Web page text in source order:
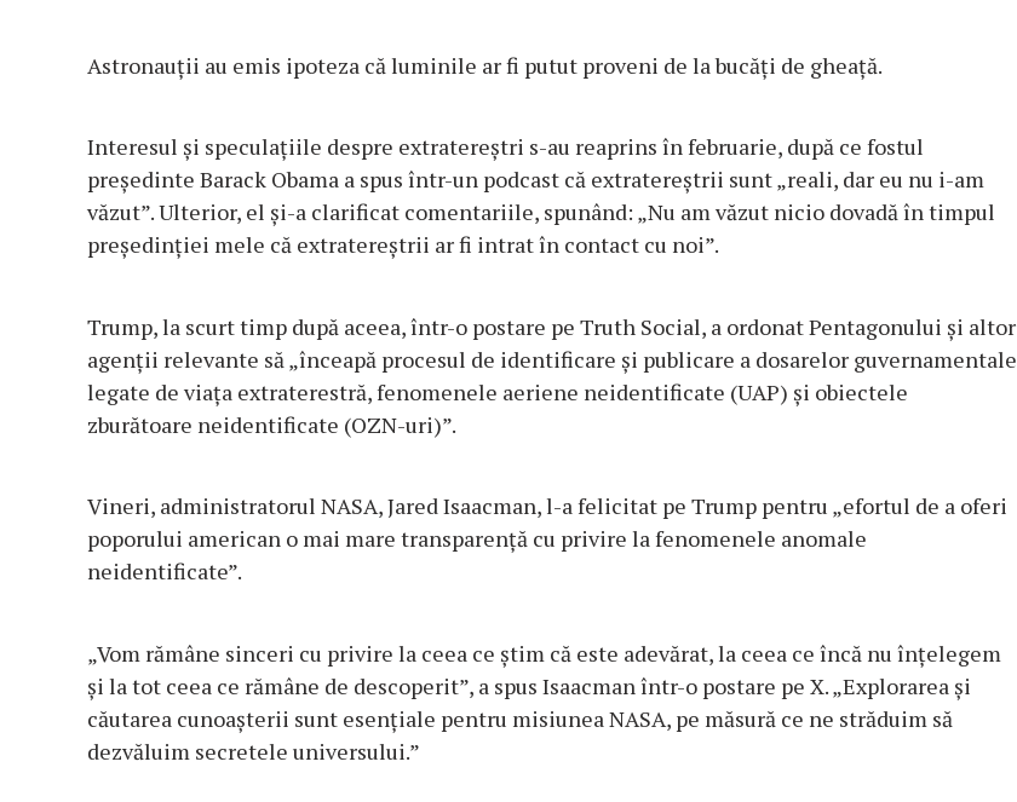
Astronauții au emis ipoteza că luminile ar fi putut proveni de la bucăți de gheață.
Interesul și speculațiile despre extratereștri s-au reaprins în februarie, după ce fostul
președinte Barack Obama a spus într-un podcast că extratereștrii sunt „reali, dar eu nu i-am
văzut”. Ulterior, el și-a clarificat comentariile, spunând: „Nu am văzut nicio dovadă în timpul
președinției mele că extratereștrii ar fi intrat în contact cu noi”.
Trump, la scurt timp după aceea, într-o postare pe Truth Social, a ordonat Pentagonului și altor
agenții relevante să „înceapă procesul de identificare și publicare a dosarelor guvernamentale
legate de viața extraterestră, fenomenele aeriene neidentificate (UAP) și obiectele
zburătoare neidentificate (OZN-uri)”.
Vineri, administratorul NASA, Jared Isaacman, l-a felicitat pe Trump pentru „efortul de a oferi
poporului american o mai mare transparență cu privire la fenomenele anomale
neidentificate”.
„Vom rămâne sinceri cu privire la ceea ce știm că este adevărat, la ceea ce încă nu înțelegem
și la tot ceea ce rămâne de descoperit”, a spus Isaacman într-o postare pe X. „Explorarea și
căutarea cunoașterii sunt esențiale pentru misiunea NASA, pe măsură ce ne străduim să
dezvăluim secretele universului.”